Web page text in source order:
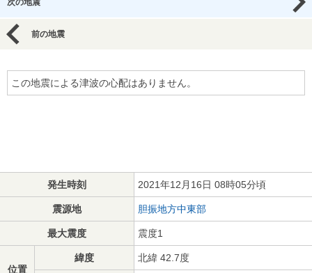
前の地震
この地震による津波の心配はありません。
発生時刻 2021年12月16日 08時05分頃
震源地 胆振地方中東部
最大震度 震度1
位置
緯度 北緯 42.7度